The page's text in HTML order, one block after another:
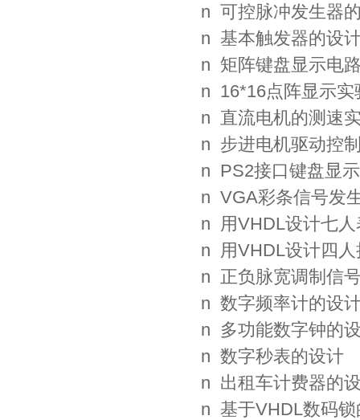
n 可控脉冲发生器
n 基本触发器的设
n 矩阵键盘显示电
n 16*16点阵显示实
n 直流电机的测速
n 步进电机驱动控
n PS2接口键盘显
n VGA彩条信号发
n 用VHDL设计七人
n 用VHDL设计四人
n 正负脉宽调制信
n 数字频率计的设
n 多功能数字钟的
n 数字秒表的设计
n 出租车计费器的
n 基于VHDL数码锁